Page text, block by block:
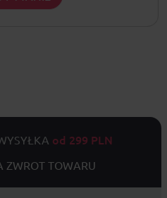
od 299 PLN
ZWROT TOWARU